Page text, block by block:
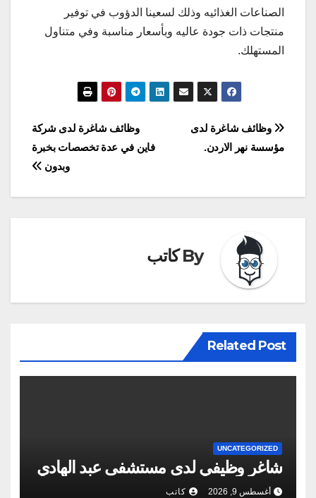
الصناعات الغذائيه وذلك لسعينا الدؤوب في توفير
منتجات ذات جودة عاليه وبأسعار مناسبة وفي متناول
المستهلك.
تصفّح
المقالات
وظائف شاغرة لدى شركة
فاين في عدة تخصصات بخبرة
وبدون
وظائف شاغرة لدى
مؤسسة نهر الاردن.
By كاتب
Related Post
UNCATEGORIZED
شاغر وظيفي لدى مستشفى عبد الهادي
أغسطس 9, 2026 كاتب